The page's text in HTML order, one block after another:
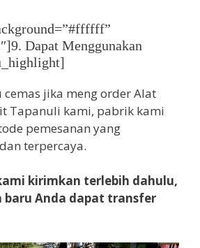
Dapat Menggunakan
jika meng order Alat
Tapanuli kami, pabrik kami
pemesanan yang
terpercaya.
kirimkan terlebih dahulu,
baru Anda dapat transfer